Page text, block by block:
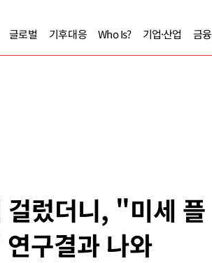
글로벌 기후대응 Who Is? 기업·산업 금융
걸렀더니, "미세 플
구결과 나와